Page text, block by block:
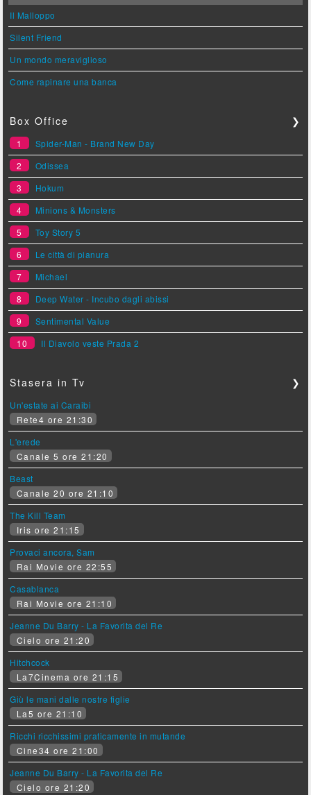
Il Malloppo
Silent Friend
Un mondo meraviglioso
Come rapinare una banca
Box Office ❯
1
Spider-Man - Brand New Day
2
Odissea
3
Hokum
4
Minions & Monsters
5
Toy Story 5
6
Le città di pianura
7
Michael
8
Deep Water - Incubo dagli abissi
9
Sentimental Value
10
Il Diavolo veste Prada 2
Stasera in Tv ❯
Un'estate ai Caraibi
Rete4 ore 21:30
L'erede
Canale 5 ore 21:20
Beast
Canale 20 ore 21:10
The Kill Team
Iris ore 21:15
Provaci ancora, Sam
Rai Movie ore 22:55
Casablanca
Rai Movie ore 21:10
Jeanne Du Barry - La Favorita del Re
Cielo ore 21:20
Hitchcock
La7Cinema ore 21:15
Giù le mani dalle nostre figlie
La5 ore 21:10
Ricchi ricchissimi praticamente in mutande
Cine34 ore 21:00
Jeanne Du Barry - La Favorita del Re
Cielo ore 21:20